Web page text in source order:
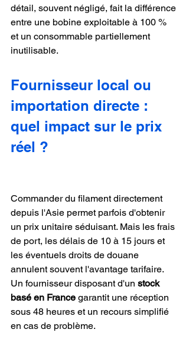
détail, souvent négligé, fait la différence
entre une bobine exploitable à 100 %
et un consommable partiellement
inutilisable.
Fournisseur local ou
importation directe :
quel impact sur le prix
réel ?
Commander du filament directement
depuis l'Asie permet parfois d'obtenir
un prix unitaire séduisant. Mais les frais
de port, les délais de 10 à 15 jours et
les éventuels droits de douane
annulent souvent l'avantage tarifaire.
Un fournisseur disposant d'un stock
basé en France garantit une réception
sous 48 heures et un recours simplifié
en cas de problème.